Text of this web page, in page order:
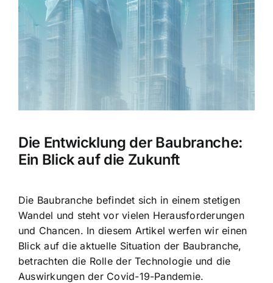
Die Entwicklung der Baubranche:
Ein Blick auf die Zukunft
Die Baubranche befindet sich in einem stetigen
Wandel und steht vor vielen Herausforderungen
und Chancen. In diesem Artikel werfen wir einen
Blick auf die aktuelle Situation der Baubranche,
betrachten die Rolle der Technologie und die
Auswirkungen der Covid-19-Pandemie.